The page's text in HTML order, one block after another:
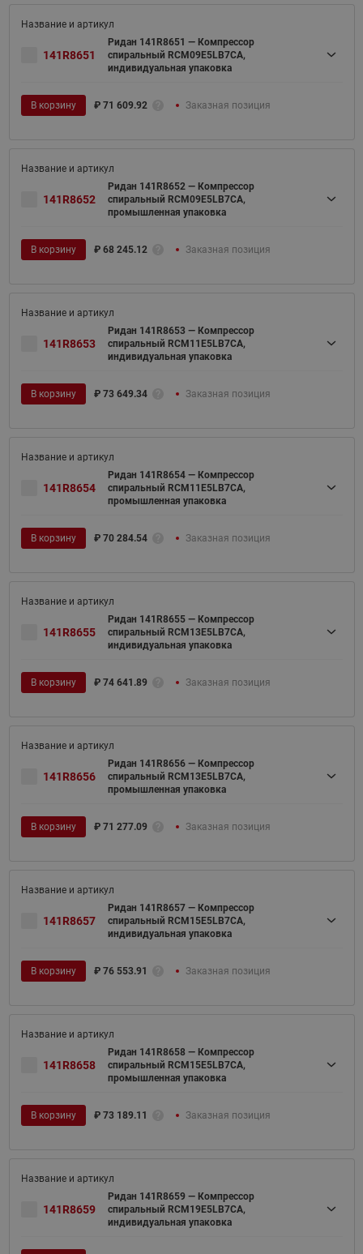
141R8651
Ридан 141R8651 — Компрессор
спиральный RCM09E5LB7CA,
индивидуальная упаковка
В корзину ₽ 71 609.92 Заказная позиция
141R8652
Ридан 141R8652 — Компрессор
спиральный RCM09E5LB7CA,
промышленная упаковка
В корзину ₽ 68 245.12 Заказная позиция
141R8653
Ридан 141R8653 — Компрессор
спиральный RCM11E5LB7CA,
индивидуальная упаковка
В корзину ₽ 73 649.34 Заказная позиция
141R8654
Ридан 141R8654 — Компрессор
спиральный RCM11E5LB7CA,
промышленная упаковка
В корзину ₽ 70 284.54 Заказная позиция
141R8655
Ридан 141R8655 — Компрессор
спиральный RCM13E5LB7CA,
индивидуальная упаковка
В корзину ₽ 74 641.89 Заказная позиция
141R8656
Ридан 141R8656 — Компрессор
спиральный RCM13E5LB7CA,
промышленная упаковка
В корзину ₽ 71 277.09 Заказная позиция
141R8657
Ридан 141R8657 — Компрессор
спиральный RCM15E5LB7CA,
индивидуальная упаковка
В корзину ₽ 76 553.91 Заказная позиция
141R8658
Ридан 141R8658 — Компрессор
спиральный RCM15E5LB7CA,
промышленная упаковка
В корзину ₽ 73 189.11 Заказная позиция
141R8659
Ридан 141R8659 — Компрессор
спиральный RCM19E5LB7CA,
индивидуальная упаковка